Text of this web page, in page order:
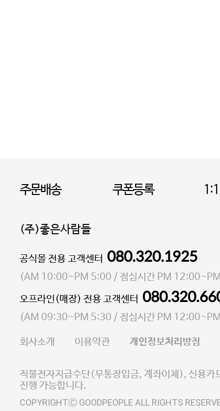
주문배송 쿠폰등록
(주)좋은사람들
대표 이성현,박영환| 개인정보관리책임자 김상현
소재지 서울특별시 마포구 마포대로4다길 41 마포
통신판매업 신고번호 2023-서울마포-3931호
사업자등록번호 105-81-58242
E-MAIL goodpeople@gpin.co.kr
사업자정보확인
이니시스 에스크로 서비
공식몰 전용 고객센터 080.320.1925
(AM 10:00~PM 5:00 / 점심시간 PM
오프라인(매장) 전용 고객센터
(AM 09:30~PM 5:30 / 점심시간 PM
회사소개 이용약관 개인정보처리방침
직불전자지급수단(무통장입금, 계좌이체), 신용카
진행 가능합니다.
COPYRIGHTⒸ GOODPEOPLE ALL RIGHTS